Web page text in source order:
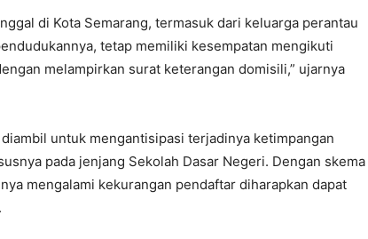
di Kota Semarang, termasuk dari keluarga perantau
tetap memiliki kesempatan mengikuti
melampirkan surat keterangan domisili,” ujarnya
untuk mengantisipasi terjadinya ketimpangan
pada jenjang Sekolah Dasar Negeri. Dengan skema
mengalami kekurangan pendaftar diharapkan dapat